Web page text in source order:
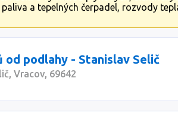
a tepelných čerpadel, rozvody
od podlahy - Stanislav Selič
Vracov, 69642